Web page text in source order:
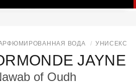
ВОДА / УНИСЕКС
JAYNE
of Oudh